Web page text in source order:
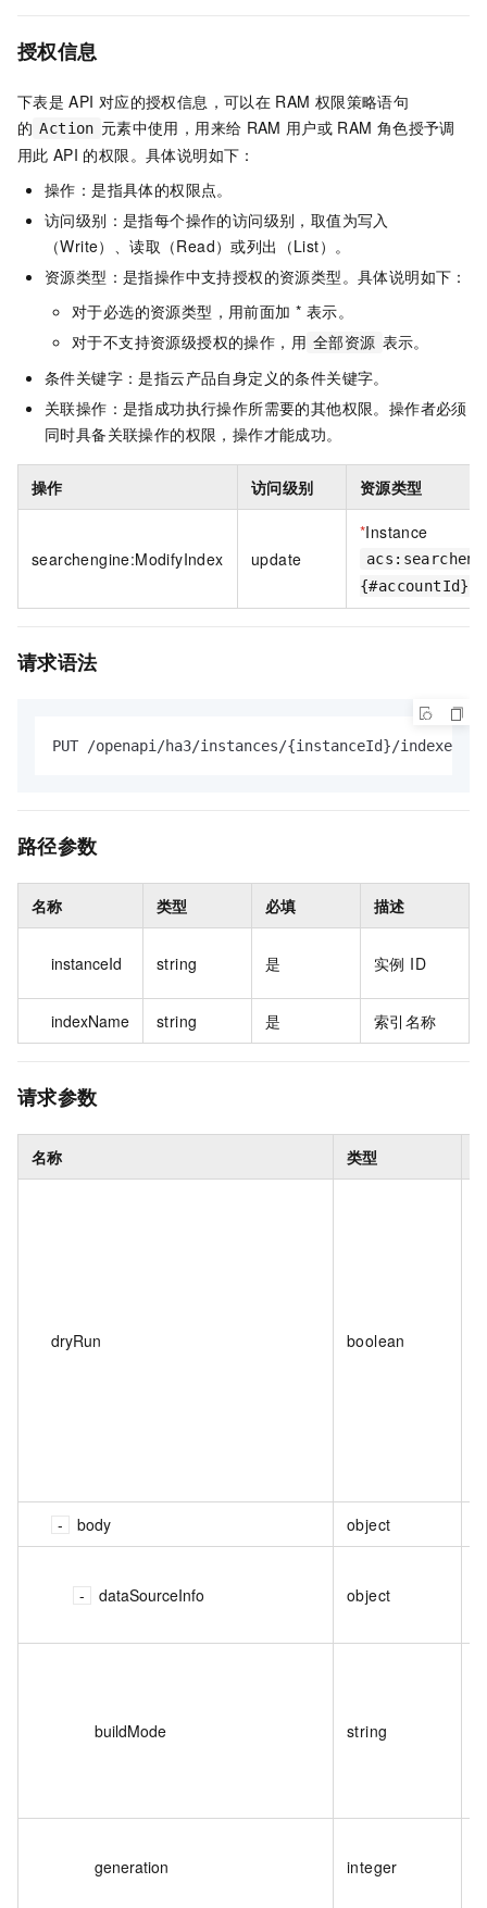
授权信息
下表是 API 对应的授权信息，可以在 RAM 权限策略语句
的 Action 元素中使用，用来给 RAM 用户或 RAM 角色授予调
用此 API 的权限。具体说明如下：
操作：是指具体的权限点。
访问级别：是指每个操作的访问级别，取值为写入
（Write）、读取（Read）或列出（List）。
资源类型：是指操作中支持授权的资源类型。具体说明如下：
对于必选的资源类型，用前面加 * 表示。
对于不支持资源级授权的操作，用 全部资源 表示。
条件关键字：是指云产品自身定义的条件关键字。
关联操作：是指成功执行操作所需要的其他权限。操作者必须
同时具备关联操作的权限，操作才能成功。
操作 访问级别 资源类型
searchengine:ModifyIndex update
*Instance
请求语法
PUT /openapi/ha3/instances/{instanceId}/indexes/
路径参数
名称 类型 必填 描述
instanceId string 是 实例 ID
indexName string 是 索引名称
请求参数
名称 类型
dryRun boolean
body object
dataSourceInfo object
buildMode string
generation integer